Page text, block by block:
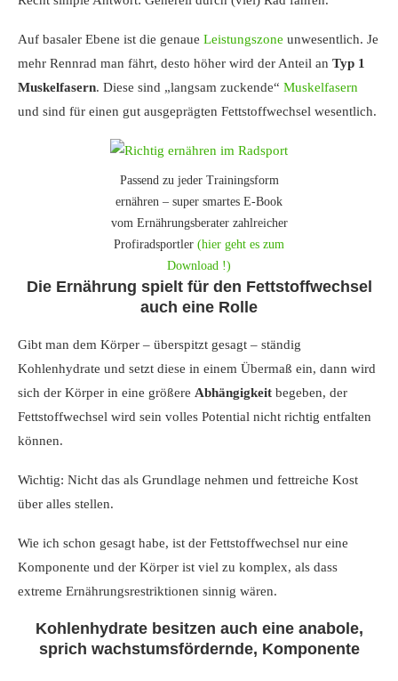
Auf basaler Ebene ist die genaue Leistungszone unwesentlich. Je
mehr Rennrad man fährt, desto höher wird der Anteil an Typ 1
Muskelfasern. Diese sind „langsam zuckende“ Muskelfasern
und sind für einen gut ausgeprägten Fettstoffwechsel wesentlich.
Passend zu jeder Trainingsform
ernähren – super smartes E-Book
vom Ernährungsberater zahlreicher
Profiradsportler (hier geht es zum
Download !)
Die Ernährung spielt für den Fettstoffwechsel
auch eine Rolle
Gibt man dem Körper – überspitzt gesagt – ständig
Kohlenhydrate und setzt diese in einem Übermaß ein, dann wird
sich der Körper in eine größere Abhängigkeit begeben, der
Fettstoffwechsel wird sein volles Potential nicht richtig entfalten
können.
Wichtig: Nicht das als Grundlage nehmen und fettreiche Kost
über alles stellen.
Wie ich schon gesagt habe, ist der Fettstoffwechsel nur eine
Komponente und der Körper ist viel zu komplex, als dass
extreme Ernährungsrestriktionen sinnig wären.
Kohlenhydrate besitzen auch eine anabole,
sprich wachstumsfördernde, Komponente